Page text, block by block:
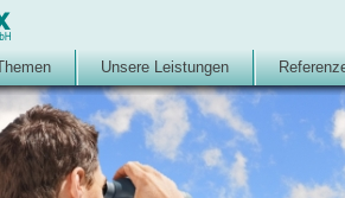
Unsere Leistungen